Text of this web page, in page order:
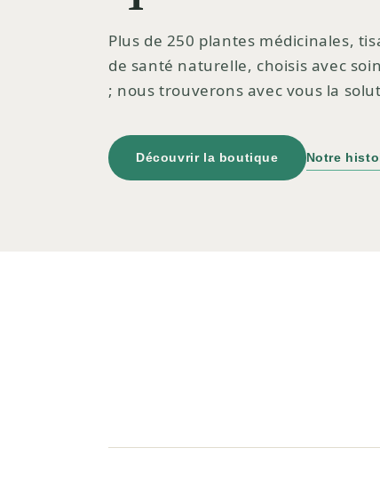
Plus de 250 plantes médicinales,
de santé naturelle, choisis avec
; nous trouverons avec vous la
Découvrir la boutique Notre